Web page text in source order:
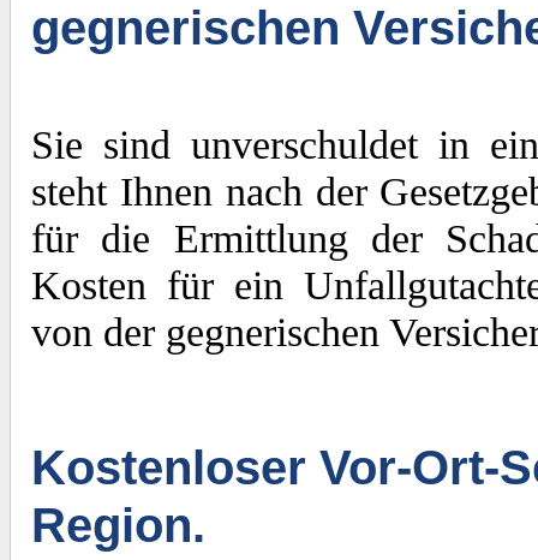
gegnerischen
Sie sind unverschuldet in
steht Ihnen nach der
für die Ermittlung der
Kosten für ein
von der gegnerischen
Kostenloser Vor-Ort-
Region.